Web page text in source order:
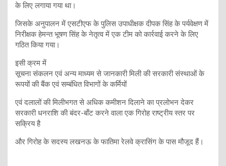
के लिए लगाया गया था।
जिसके अनुपालन में एसटीएफ के पुलिस उपाधीक्षक दीपक सिंह के पर्यवेक्षण में
निरीक्षक हेमन्त भूषण सिंह के नेतृत्व में एक टीम को कार्रवाई करने के लिए
गठित किया गया।
इसी क्रम में
सूचना संकलन एवं अन्य माध्यम से जानकारी मिली की सरकारी संस्थाओं के
रूपयों की बैंक एवं सम्बंधित विभागों के कर्मियों
एवं दलालों की मिलीभगत से अधिक कमीशन दिलाने का प्रलोभन देकर
सरकारी धनराशि की बंदर-बाँट करने वाला एक गिरोह राष्ट्रीय स्तर पर
सक्रिय है
और गिरोह के सदस्य लखनऊ के फातिमा रेलवे क्रासिंग के पास मौजूद हैं।